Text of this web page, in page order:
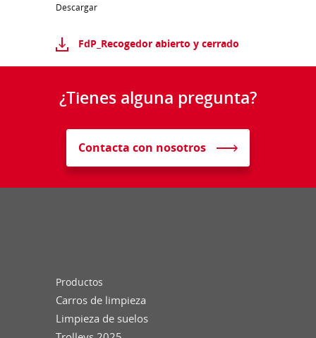
Descargar
FdP_Recogedor abierto y cerrado
¿Tienes alguna pregunta?
Contacta con nosotros
Productos
Carros de limpieza
Limpieza de suelos